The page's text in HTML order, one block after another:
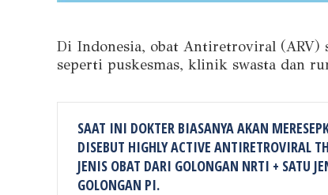
Di Indonesia, obat Antiretroviral (ARV)
seperti puskesmas, klinik swasta dan
SAAT INI DOKTER BIASANYA AKAN
DISEBUT HIGHLY ACTIVE ANTIRETROVIRAL
JENIS OBAT DARI GOLONGAN NRTI + SATU
GOLONGAN PI.